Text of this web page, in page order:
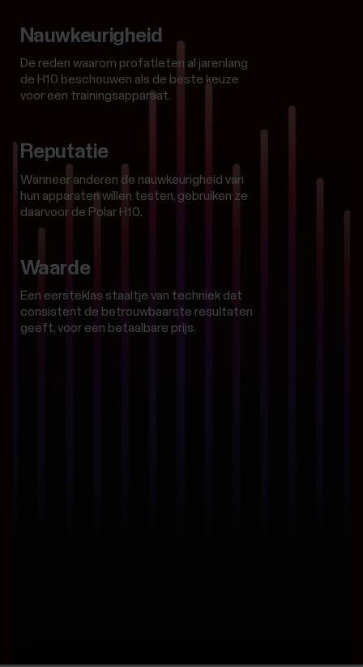
Nauwkeurigheid
De reden waarom profatleten al jarenlang
de H10 beschouwen als de beste keuze
voor een trainingsapparaat.
Reputatie
Wanneer anderen de nauwkeurigheid van
hun apparaten willen testen, gebruiken ze
daarvoor de Polar H10.
Waarde
Een eersteklas staaltje van techniek dat
consistent de betrouwbaarste resultaten
geeft, voor een betaalbare prijs.